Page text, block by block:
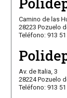
Camino de las
28223 Pozuelo
Teléfono: 913 51
Av. de Italia, 3
28224 Pozuelo
Teléfono: 913 51